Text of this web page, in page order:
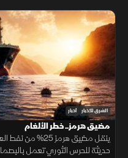
الشرق للأخبار أخبار
مضيق هرمز.. خطر الألغام
ينقل مضيق هرمز
حديثة للحرس الثوري تعمل